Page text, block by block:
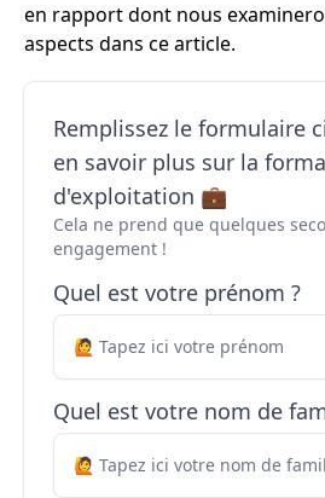
en rapport dont nous
aspects dans ce article.
Remplissez le formulaire
en savoir plus sur la
d'exploitation 💼
Cela ne prend que quelques
engagement !
Quel est votre prénom ?
Quel est votre nom de